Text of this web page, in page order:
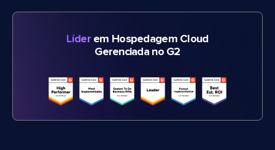
Líderem Hospedagem Cloud
Gerenciada no G2